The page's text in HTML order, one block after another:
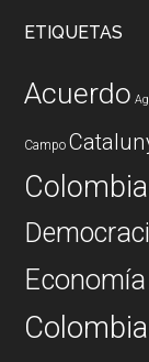
ETIQUETAS
Acuerdo
Campo
Colombia
Economía
Colombia